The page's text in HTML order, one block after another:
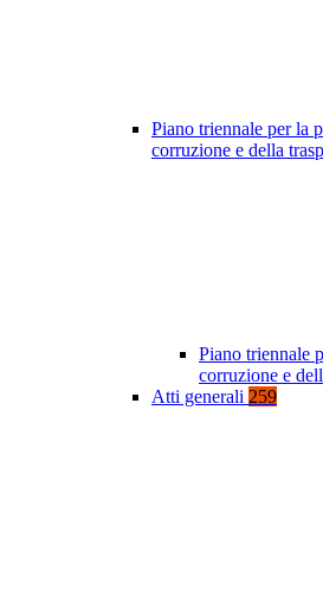
Piano triennale per la
corruzione e della
Piano triennale
corruzione e
Atti generali 259